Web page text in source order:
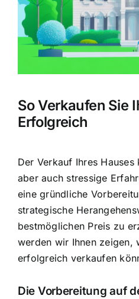
Hausratversicherung
Hilfe und Kontakt
So Verkaufen Sie
Erfolgreich
Der Verkauf Ihres
aber auch stressige
eine gründliche
strategische
bestmöglichen Preis zu
werden wir Ihnen zeigen,
erfolgreich verkaufen
Die Vorbereitung auf